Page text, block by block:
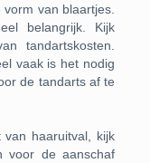
van blaartjes.
belangrijk. Kijk
tandartskosten.
vaak is het nodig
de tandarts af te
haaruitval, kijk
voor de aanschaf